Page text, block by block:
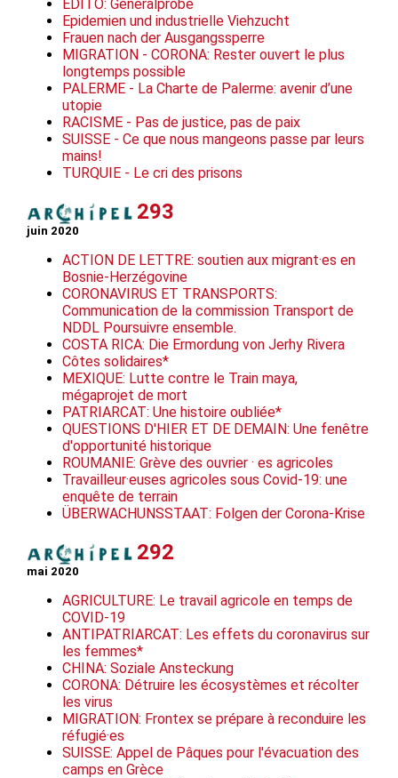
EDITO: Generalprobe
Epidemien und industrielle Viehzucht
Frauen nach der Ausgangssperre
MIGRATION - CORONA: Rester ouvert le plus
longtemps possible
PALERME - La Charte de Palerme: avenir d’une
utopie
RACISME - Pas de justice, pas de paix
SUISSE - Ce que nous mangeons passe par leurs
mains!
TURQUIE - Le cri des prisons
293
juin 2020
ACTION DE LETTRE: soutien aux migrant·es en
Bosnie-Herzégovine
CORONAVIRUS ET TRANSPORTS:
Communication de la commission Transport de
NDDL Poursuivre ensemble.
COSTA RICA: Die Ermordung von Jerhy Rivera
Côtes solidaires*
MEXIQUE: Lutte contre le Train maya,
mégaprojet de mort
PATRIARCAT: Une histoire oubliée*
QUESTIONS D'HIER ET DE DEMAIN: Une fenêtre
d'opportunité historique
ROUMANIE: Grève des ouvrier · es agricoles
Travailleur·euses agricoles sous Covid-19: une
enquête de terrain
ÜBERWACHUNSSTAAT: Folgen der Corona-Krise
292
mai 2020
AGRICULTURE: Le travail agricole en temps de
COVID-19
ANTIPATRIARCAT: Les effets du coronavirus sur
les femmes*
CHINA: Soziale Ansteckung
CORONA: Détruire les écosystèmes et récolter
les virus
MIGRATION: Frontex se prépare à reconduire les
réfugié·es
SUISSE: Appel de Pâques pour l'évacuation des
camps en Grèce